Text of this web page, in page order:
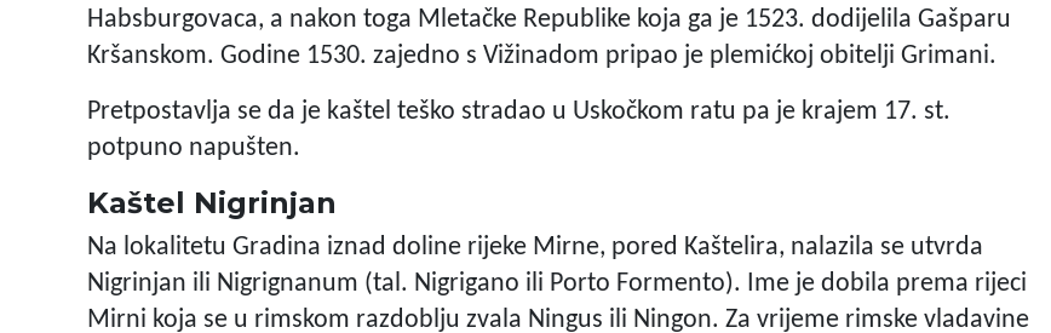
Habsburgovaca, a nakon toga Mletačke Republike koja ga je 1523. dodijelila Gašparu
Kršanskom. Godine 1530. zajedno s Vižinadom pripao je plemićkoj obitelji Grimani.
Pretpostavlja se da je kaštel teško stradao u Uskočkom ratu pa je krajem 17. st.
potpuno napušten.
Kaštel Nigrinjan
Na lokalitetu Gradina iznad doline rijeke Mirne, pored Kaštelira, nalazila se utvrda
Nigrinjan ili Nigrignanum (tal. Nigrigano ili Porto Formento). Ime je dobila prema rijeci
Mirni koja se u rimskom razdoblju zvala Ningus ili Ningon. Za vrijeme rimske vladavine